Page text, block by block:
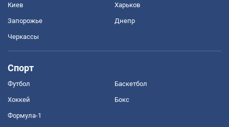
Киев Харьков
Запорожье Днепр
Черкассы
Спорт
Футбол Баскетбол
Хоккей Бокс
Формула-1